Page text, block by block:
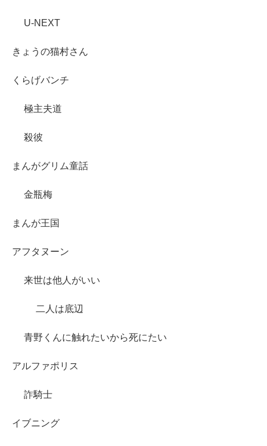
U-NEXT
きょうの猫村さん
くらげバンチ
極主夫道
殺彼
まんがグリム童話
金瓶梅
まんが王国
アフタヌーン
来世は他人がいい
二人は底辺
青野くんに触れたいから死にたい
アルファポリス
詐騎士
イブニング